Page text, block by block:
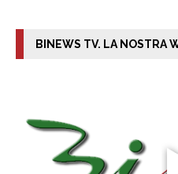
BINEWS TV. LA NOSTRA